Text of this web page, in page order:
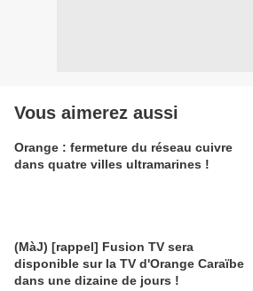
Vous aimerez aussi
Orange : fermeture du réseau cuivre
dans quatre villes ultramarines !
(MàJ) [rappel] Fusion TV sera
disponible sur la TV d'Orange Caraïbe
dans une dizaine de jours !